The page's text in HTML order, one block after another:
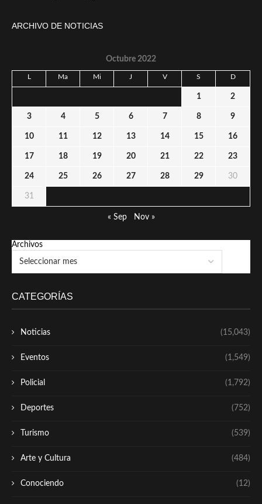
ARCHIVO DE NOTICIAS
Octubre 2022
L Ma Mi J V S D
1 2
3 4 5 6 7 8 9
10 11 12 13 14 15 16
17 18 19 20 21 22 23
24 25 26 27 28 29 30
31
« Sep Nov »
Archivos
CATEGORÍAS
Noticias (15,043)
Eventos (1,549)
Policial (1,792)
Deportes (752)
Turismo (539)
Arte y Cultura (484)
Conociendo (12)